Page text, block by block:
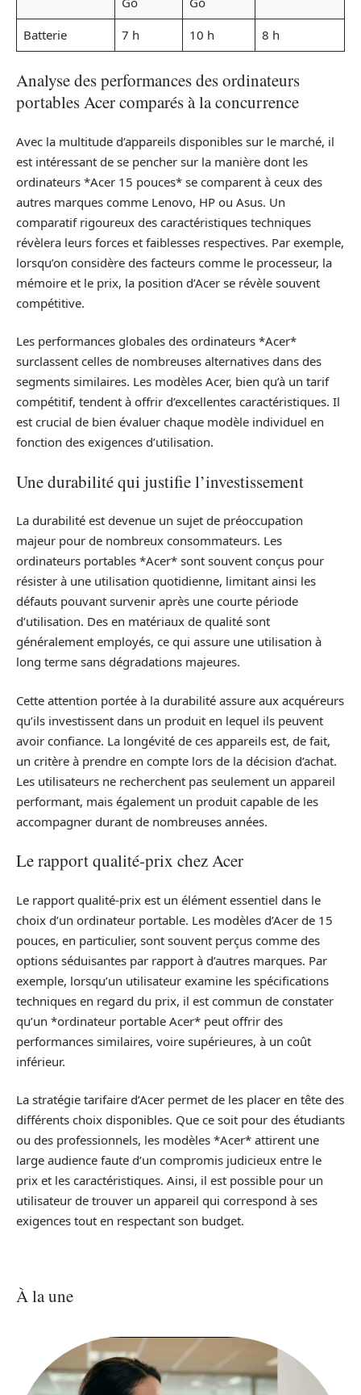
Batterie
7 h 10 h 8 h
Analyse des performances des ordinateurs
portables Acer comparés à la concurrence
Avec la multitude d’appareils disponibles sur le marché, il
est intéressant de se pencher sur la manière dont les
ordinateurs *Acer 15 pouces* se comparent à ceux des
autres marques comme Lenovo, HP ou Asus. Un
comparatif rigoureux des caractéristiques techniques
révèlera leurs forces et faiblesses respectives. Par exemple,
lorsqu’on considère des facteurs comme le processeur, la
mémoire et le prix, la position d’Acer se révèle souvent
compétitive.
Les performances globales des ordinateurs *Acer*
surclassent celles de nombreuses alternatives dans des
segments similaires. Les modèles Acer, bien qu’à un tarif
compétitif, tendent à offrir d’excellentes caractéristiques. Il
est crucial de bien évaluer chaque modèle individuel en
fonction des exigences d’utilisation.
Une durabilité qui justifie l’investissement
La durabilité est devenue un sujet de préoccupation
majeur pour de nombreux consommateurs. Les
ordinateurs portables *Acer* sont souvent conçus pour
résister à une utilisation quotidienne, limitant ainsi les
défauts pouvant survenir après une courte période
d’utilisation. Des en matériaux de qualité sont
généralement employés, ce qui assure une utilisation à
long terme sans dégradations majeures.
Cette attention portée à la durabilité assure aux acquéreurs
qu’ils investissent dans un produit en lequel ils peuvent
avoir confiance. La longévité de ces appareils est, de fait,
un critère à prendre en compte lors de la décision d’achat.
Les utilisateurs ne recherchent pas seulement un appareil
performant, mais également un produit capable de les
accompagner durant de nombreuses années.
Le rapport qualité-prix chez Acer
Le rapport qualité-prix est un élément essentiel dans le
choix d’un ordinateur portable. Les modèles d’Acer de 15
pouces, en particulier, sont souvent perçus comme des
options séduisantes par rapport à d’autres marques. Par
exemple, lorsqu’un utilisateur examine les spécifications
techniques en regard du prix, il est commun de constater
qu’un *ordinateur portable Acer* peut offrir des
performances similaires, voire supérieures, à un coût
inférieur.
La stratégie tarifaire d’Acer permet de les placer en tête des
différents choix disponibles. Que ce soit pour des étudiants
ou des professionnels, les modèles *Acer* attirent une
large audience faute d’un compromis judicieux entre le
prix et les caractéristiques. Ainsi, il est possible pour un
utilisateur de trouver un appareil qui correspond à ses
exigences tout en respectant son budget.
À la une